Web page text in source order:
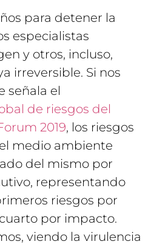
para detener la
especialistas
y otros, incluso,
irreversible. Si nos
señala el
de riesgos del
2019, los riesgos
medio ambiente
del mismo por
representando
riesgos por
por impacto.
viendo la virulencia